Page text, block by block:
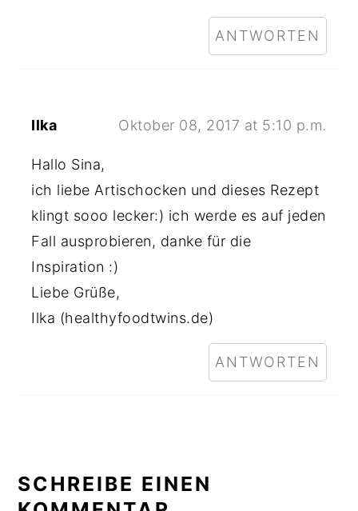
ANTWORTEN
Ilka Oktober 08, 2017 at 5:10 p.m.
Hallo Sina,
ich liebe Artischocken und dieses Rezept
klingt sooo lecker:) ich werde es auf jeden
Fall ausprobieren, danke für die
Inspiration :)
Liebe Grüße,
Ilka (healthyfoodtwins.de)
ANTWORTEN
SCHREIBE EINEN